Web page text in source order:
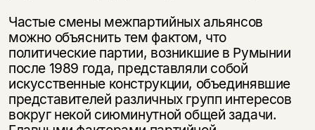
Частые смены межпартийных альянсов
можно объяснить тем фактом, что
политические партии, возникшие в Румынии
после 1989 года, представляли собой
искусственные конструкции, объединявшие
представителей различных групп интересов
вокруг некой сиюминутной общей задачи.